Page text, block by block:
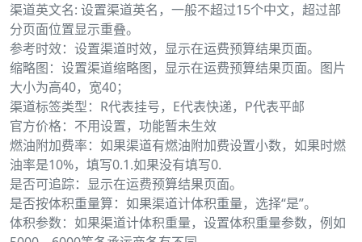
渠道英文名: 设置渠道英名，一般不超过15个中文，超过部
分页面位置显示重叠。
参考时效：设置渠道时效，显示在运费预算结果页面。
缩略图：设置渠道缩略图，显示在运费预算结果页面。图片
大小为高40，宽40；
渠道标签类型：R代表挂号，E代表快递，P代表平邮
官方价格：不用设置，功能暂未生效
燃油附加费率：如果渠道有燃油附加费设置小数，如果时燃
油率是10%，填写0.1.如果没有填写0.
是否可追踪：显示在运费预算结果页面。
是否按体积重量算：如果渠道计体积重量，选择“是”。
体积参数：如果渠道计体积重量，设置体积重量参数，例如